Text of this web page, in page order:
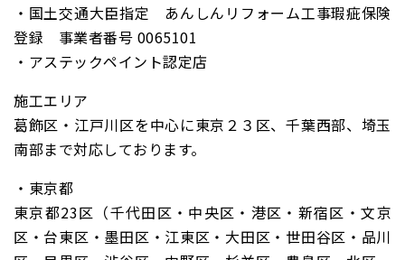
・国土交通大臣指定 あんしんリフォーム工事瑕疵保険
登録 事業者番号 0065101
・アステックペイント認定店
施工エリア
葛飾区・江戸川区を中心に東京２３区、千葉西部、埼玉
南部まで対応しております。
・東京都
東京都23区（千代田区・中央区・港区・新宿区・文京
区・台東区・墨田区・江東区・大田区・世田谷区・品川